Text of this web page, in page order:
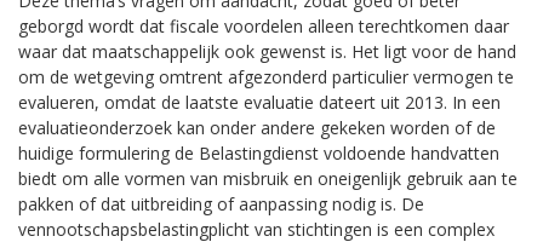
geborgd wordt dat fiscale voordelen alleen terechtkomen daar
waar dat maatschappelijk ook gewenst is. Het ligt voor de hand
om de wetgeving omtrent afgezonderd particulier vermogen te
evalueren, omdat de laatste evaluatie dateert uit 2013. In een
evaluatieonderzoek kan onder andere gekeken worden of de
huidige formulering de Belastingdienst voldoende handvatten
biedt om alle vormen van misbruik en oneigenlijk gebruik aan te
pakken of dat uitbreiding of aanpassing nodig is. De
vennootschapsbelastingplicht van stichtingen is een complex